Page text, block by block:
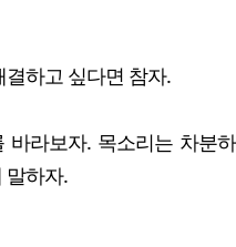
하고 싶다면 참자.
바라보자. 목소리는 차분하
말하자.